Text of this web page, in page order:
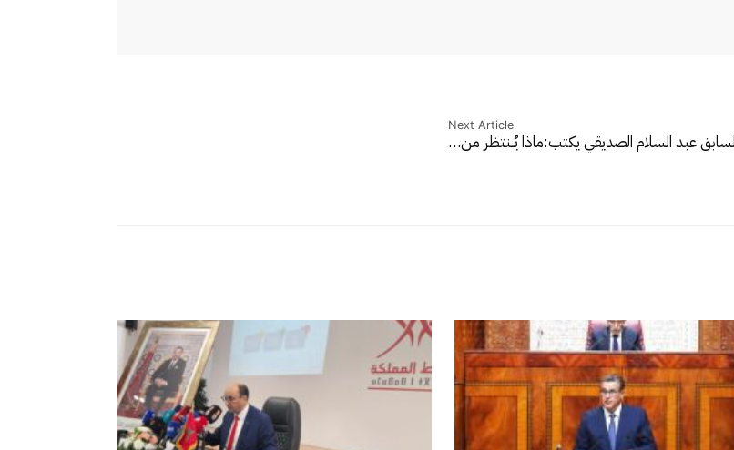
Next Article
السابق عبد السلام الصديقي يكتب:ماذا يُــنتظر من…